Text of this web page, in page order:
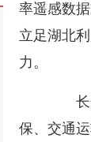
率遥感数
立足湖北
力。
长光
保、交通